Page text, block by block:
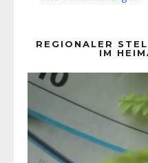
REGIONALER
IM